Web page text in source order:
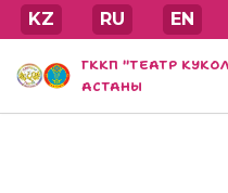
Перейти
к
содержимому
KZ RU EN
ГККП "ТЕАТР
АСТАНЫ